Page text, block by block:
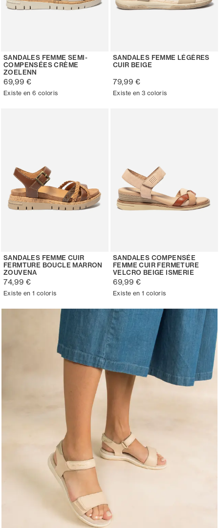
SANDALES FEMME SEMI-
COMPENSÉES CRÈME
ZOELENN
69,99 €
Existe en 6 coloris
SANDALES FEMME LÉGÈRES
CUIR BEIGE
79,99 €
Existe en 3 coloris
SANDALES FEMME CUIR
FERMTURE BOUCLE MARRON
ZOUVENA
74,99 €
Existe en 1 coloris
SANDALES COMPENSÉE
FEMME CUIR FERMETURE
VELCRO BEIGE ISMERIE
69,99 €
Existe en 1 coloris